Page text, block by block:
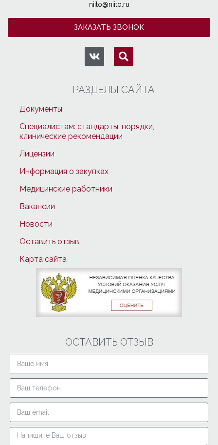
niito@niito.ru
ЗАКАЗАТЬ ЗВОНОК
РАЗДЕЛЫ САЙТА
Документы
Специалистам: стандарты, порядки,
клинические рекомендации
Лицензии
Информация о закупках
Медицинские работники
Вакансии
Новости
Оставить отзыв
Карта сайта
ОСТАВИТЬ ОТЗЫВ